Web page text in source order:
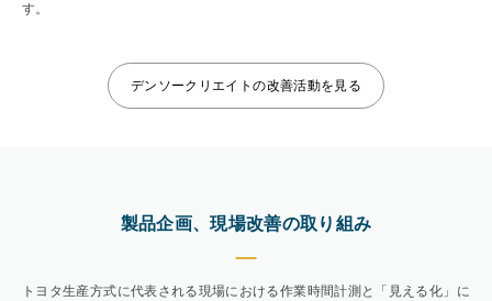
す。
デンソークリエイトの改善活動を見る
製品企画、現場改善の取り組み
トヨタ生産方式に代表される現場における作業時間計測と「見える化」に